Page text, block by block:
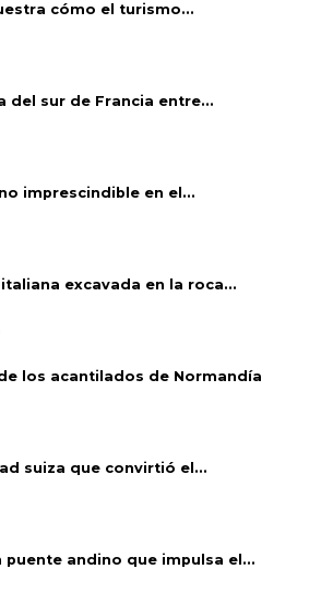
cómo el turismo...
del sur de Francia entre...
imprescindible en el...
excavada en la roca...
los acantilados de Normandía
suiza que convirtió el...
puente andino que impulsa el...